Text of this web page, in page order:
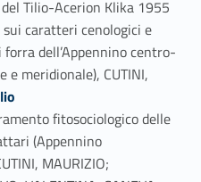
Tilio-Acerion Klika 1955
caratteri cenologici e
dell’Appennino centro-
meridionale), CUTINI,
fitosociologico delle
(Appennino
MAURIZIO;